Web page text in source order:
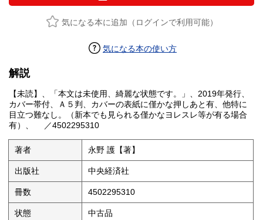
気になる本に追加（ログインで利用可能）
気になる本の使い方
解説
【未読】、「本文は未使用、綺麗な状態です。」、2019年発行、
カバー帯付、Ａ５判、カバーの表紙に僅かな押しあと有、他特に
目立つ難なし。（新本でも見られる僅かなヨレスレ等が有る場合
有）、 ／4502295310
著者 永野 護【著】
出版社 中央経済社
冊数 4502295310
状態 中古品